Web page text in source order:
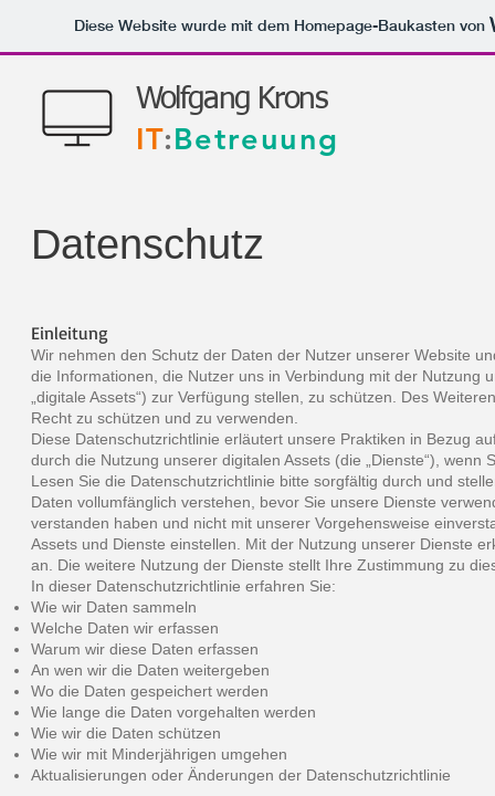
Diese Website wurde mit dem Homepage-Baukasten von
Wolfgang Krons
IT:Betreuung
Datenschutz
Einleitung
Wir nehmen den Schutz der Daten der Nutzer unserer Website
die Informationen, die Nutzer uns in Verbindung mit der Nutzung
„digitale Assets“) zur Verfügung stellen, zu schützen. Des
Recht zu schützen und zu verwenden.
Diese Datenschutzrichtlinie erläutert unsere Praktiken in Bezug
durch die Nutzung unserer digitalen Assets (die „Dienste“),
Lesen Sie die Datenschutzrichtlinie bitte sorgfältig durch und
Daten vollumfänglich verstehen, bevor Sie unsere Dienste
verstanden haben und nicht mit unserer Vorgehensweise
Assets und Dienste einstellen. Mit der Nutzung unserer Dienste
an. Die weitere Nutzung der Dienste stellt Ihre Zustimmung zu
In dieser Datenschutzrichtlinie erfahren Sie:
Wie wir Daten sammeln
Welche Daten wir erfassen
Warum wir diese Daten erfassen
An wen wir die Daten weitergeben
Wo die Daten gespeichert werden
Wie lange die Daten vorgehalten werden
Wie wir die Daten schützen
Wie wir mit Minderjährigen umgehen
Aktualisierungen oder Änderungen der Datenschutzrichtlinie